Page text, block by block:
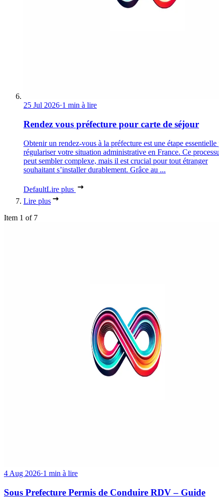
25 Jul 2026·1 min à lire
Rendez vous préfecture pour carte de séjour
Obtenir un rendez-vous à la préfecture est une étape essentielle
régulariser votre situation administrative en France. Ce
peut sembler complexe, mais il est crucial pour tout étranger
souhaitant s’installer durablement. Grâce au ...
DefaultLire plus
Lire plus
Item 1 of 7
4 Aug 2026·1 min à lire
Sous Prefecture Permis de Conduire RDV – Guide